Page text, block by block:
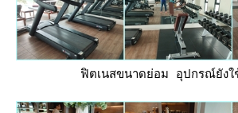
ฟิตเนสขนาดย่อม อุปกรณ์ยังใ